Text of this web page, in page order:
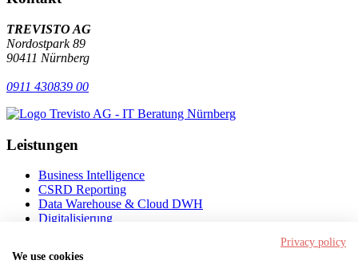
TREVISTO AG
Nordostpark 89
90411 Nürnberg
0911 430839 00
Leistungen
Business Intelligence
CSRD Reporting
Data Warehouse & Cloud DWH
Digitalisierung
Navigation
Privacy policy
We use cookies